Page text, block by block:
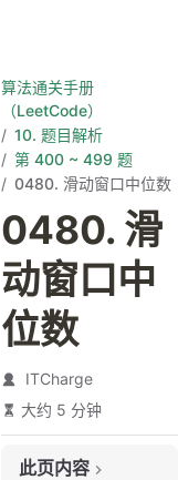
算法通关手册
（LeetCode）
10. 题目解析
第 400 ~ 499 题
0480. 滑动窗口中位数
0480. 滑
动窗口中
位数
ITCharge
大约 5 分钟
此页内容